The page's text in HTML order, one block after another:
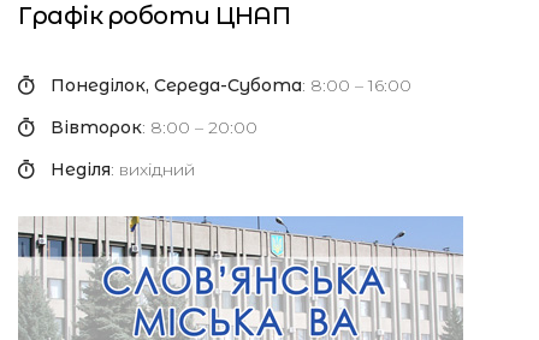
Графік роботи ЦНАП
Понеділок, Середа-Субота: 8:00 – 16:00
Вівторок: 8:00 – 20:00
Неділя: вихідний